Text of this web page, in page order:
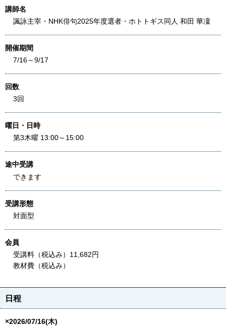
講師名
諷詠主宰・NHK俳句2025年度選者・ホトトギス同人 和田 華凜
開催期間
7/16～9/17
回数
3回
曜日・日時
第3木曜 13:00～15:00
途中受講
できます
受講形態
対面型
会員
受講料（税込み）11,682円
教材費（税込み）
日程
×2026/07/16(木)